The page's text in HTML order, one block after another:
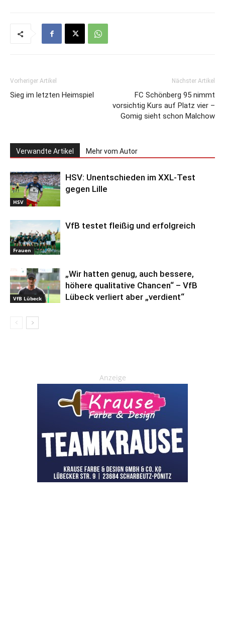
Vorheriger Artikel
Sieg im letzten Heimspiel
Nächster Artikel
FC Schönberg 95 nimmt
vorsichtig Kurs auf Platz vier –
Gomig sieht schon Malchow
Verwandte Artikel Mehr vom Autor
HSV
HSV: Unentschieden im XXL-Test
gegen Lille
Frauen
VfB testet fleißig und erfolgreich
VfB Lübeck
„Wir hatten genug, auch bessere,
höhere qualitative Chancen“ – VfB
Lübeck verliert aber „verdient“
Anzeige